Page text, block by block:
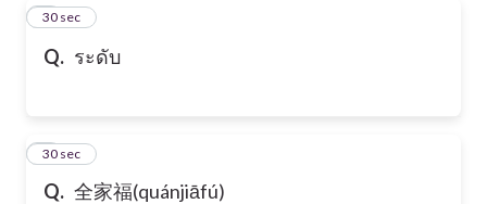
Q. ระดับ
5
30 sec
Q. 全家福(quánjiāfú)
6
30 sec